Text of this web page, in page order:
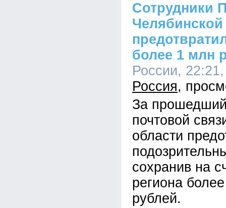
Сотрудники
Челябинской
более 1 млн
России,
Россия
За
почтовой
области
сохранив на
региона
рублей.